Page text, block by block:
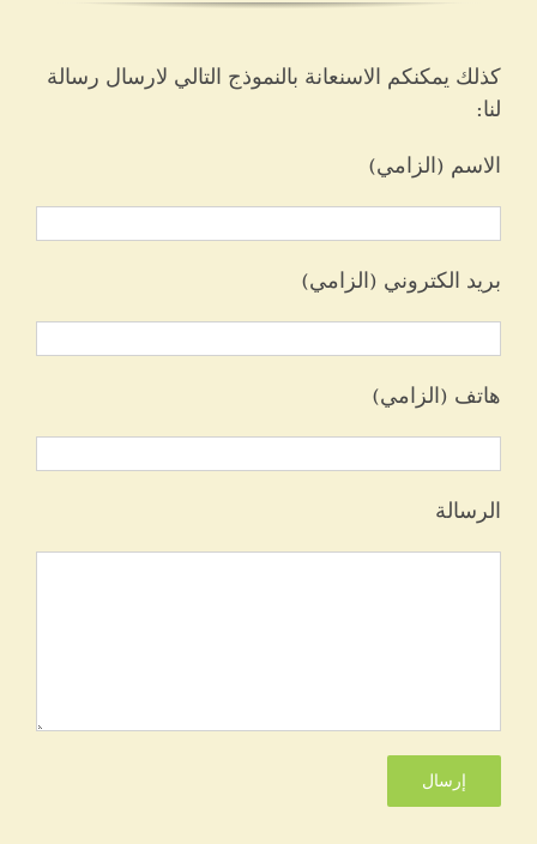
كذلك يمكنكم الاسنعانة بالنموذج التالي لارسال رسالة
لنا:
الاسم (الزامي)
بريد الكتروني (الزامي)
هاتف (الزامي)
الرسالة